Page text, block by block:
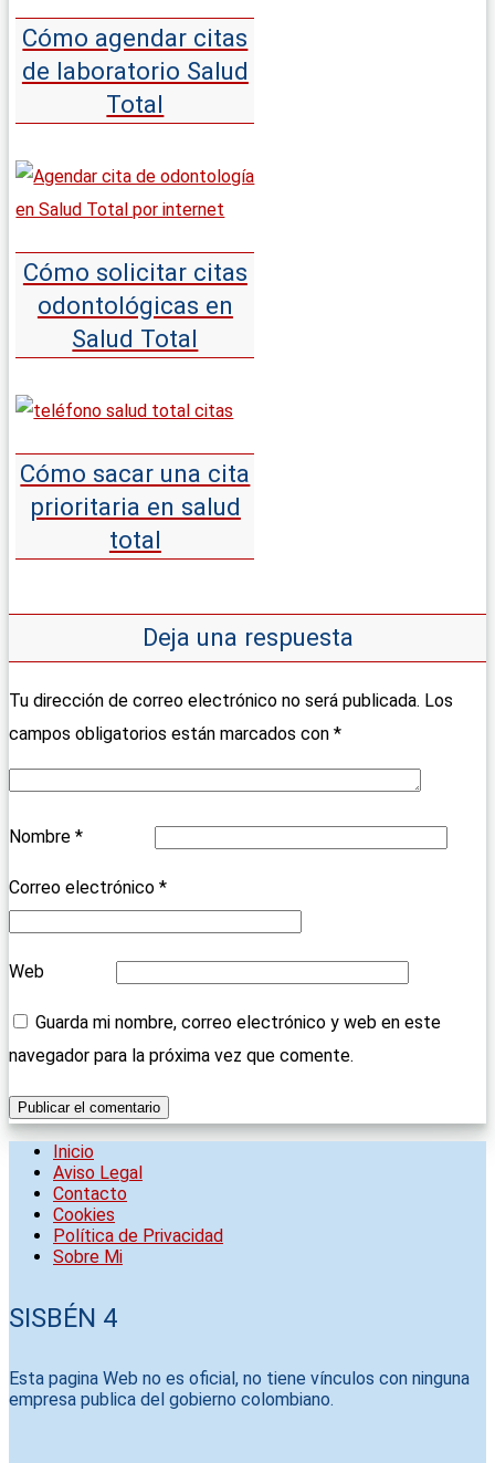
Cómo agendar citas
de laboratorio Salud
Total
Cómo solicitar citas
odontológicas en
Salud Total
Cómo sacar una cita
prioritaria en salud
total
Deja una respuesta
Tu dirección de correo electrónico no será publicada. Los
campos obligatorios están marcados con *
Nombre *
Correo electrónico *
Web
Guarda mi nombre, correo electrónico y web en este
navegador para la próxima vez que comente.
Inicio
Aviso Legal
Contacto
Cookies
Política de Privacidad
Sobre Mi
SISBÉN 4
Esta pagina Web no es oficial, no tiene vínculos con ninguna
empresa publica del gobierno colombiano.